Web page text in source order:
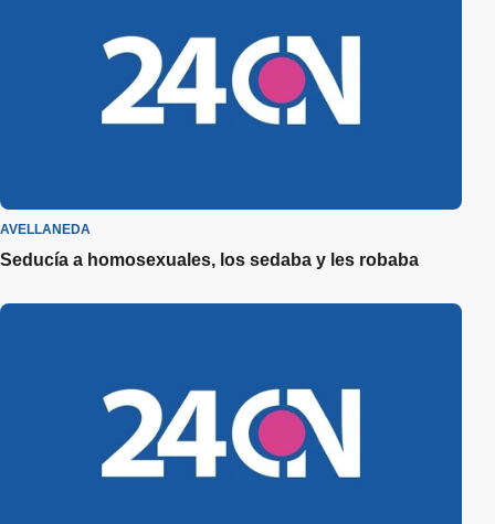
AVELLANEDA
Seducía a homosexuales, los sedaba y les robaba